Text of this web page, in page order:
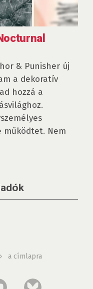
& Punisher új
a dekoratív
hozzá a
működtet. Nem
a címlapra